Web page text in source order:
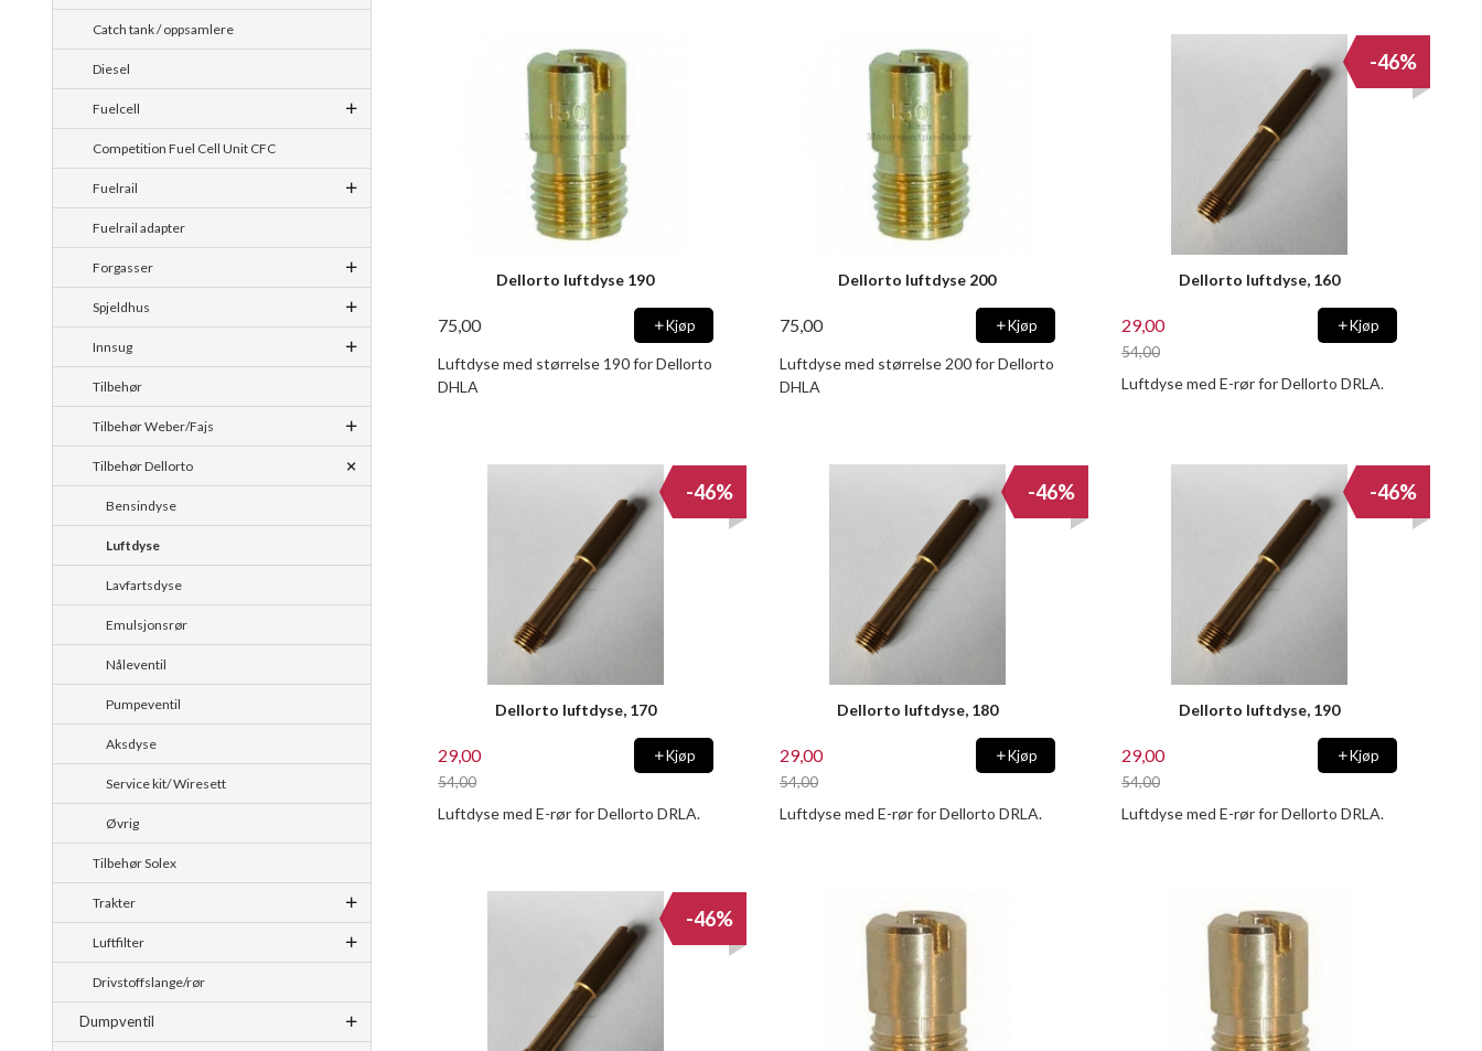
Catch tank / oppsamlere
Diesel
Fuelcell
Competition Fuel Cell Unit CFC
Fuelrail
Fuelrail adapter
Forgasser
Spjeldhus
Innsug
Tilbehør
Tilbehør Weber/Fajs
Tilbehør Dellorto
Bensindyse
Luftdyse
Lavfartsdyse
Emulsjonsrør
Nåleventil
Pumpeventil
Aksdyse
Service kit/ Wiresett
Øvrig
Tilbehør Solex
Trakter
Luftfilter
Drivstoffslange/rør
Dumpventil
Dellorto luftdyse 190
75,00 Kjøp
Luftdyse med størrelse 190 for Dellorto
DHLA
Dellorto luftdyse 200
75,00 Kjøp
Luftdyse med størrelse 200 for Dellorto
DHLA
Dellorto luftdyse, 160
29,00
54,00
Rabatt
-46%
Kjøp
Luftdyse med E-rør for Dellorto DRLA.
Dellorto luftdyse, 170
29,00
54,00
Rabatt
-46%
Kjøp
Luftdyse med E-rør for Dellorto DRLA.
Dellorto luftdyse, 180
29,00
54,00
Rabatt
-46%
Kjøp
Luftdyse med E-rør for Dellorto DRLA.
Dellorto luftdyse, 190
29,00
54,00
Rabatt
-46%
Kjøp
Luftdyse med E-rør for Dellorto DRLA.
-46%